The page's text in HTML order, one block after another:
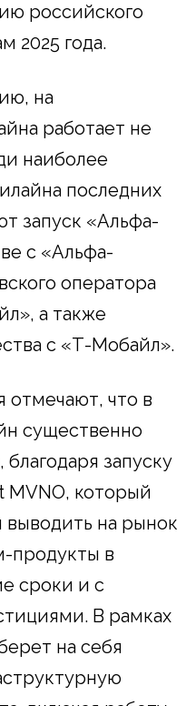
российского
2025 года.
на
работает не
наиболее
последних
запуск «Альфа-
с «Альфа-
оператора
а также
с «Т-Мобайл».
отмечают, что в
существенно
запуску
MVNO, который
выводить на рынок
продукты в
сроки и с
В рамках
на себя